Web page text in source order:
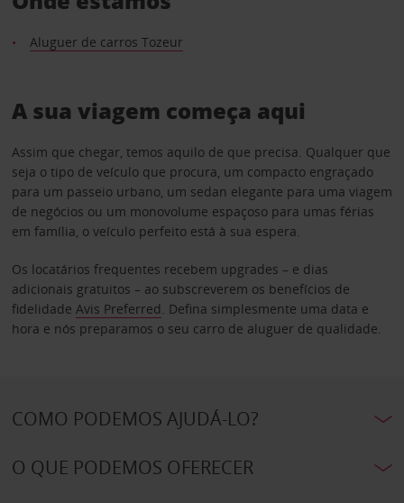
Aluguer de carros Tozeur
A sua viagem começa aqui
Assim que chegar, temos aquilo de que precisa. Qualquer que
seja o tipo de veículo que procura, um compacto engraçado
para um passeio urbano, um sedan elegante para uma viagem
de negócios ou um monovolume espaçoso para umas férias
em família, o veículo perfeito está à sua espera.
Os locatários frequentes recebem upgrades – e dias
adicionais gratuitos – ao subscreverem os benefícios de
fidelidade Avis Preferred. Defina simplesmente uma data e
hora e nós preparamos o seu carro de aluguer de qualidade.
COMO PODEMOS AJUDÁ-LO?
O QUE PODEMOS OFERECER